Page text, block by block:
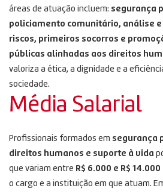
áreas de atuação incluem: segurança
policiamento comunitário, análise
riscos, primeiros socorros e
públicas alinhadas aos direitos
valoriza a ética, a dignidade e a
sociedade.
Média Salarial
Profissionais formados em segurança
direitos humanos e suporte à vida
que variam entre R$ 6.000 e R$
o cargo e a instituição em que atuam.